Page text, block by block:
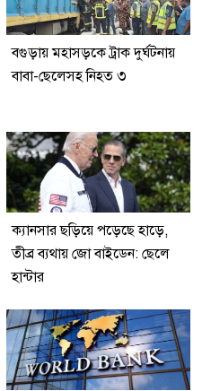
বগুড়ায় মহাসড়কে ট্রাক দুর্ঘটনায়
বাবা-ছেলেসহ নিহত ৩
ক্যানসার ছড়িয়ে পড়েছে হাড়ে,
তীব্র ব্যথায় জো বাইডেন: ছেলে
হান্টার